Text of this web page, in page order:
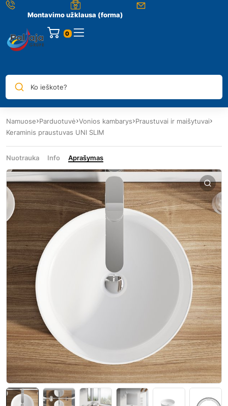
Montavimo užklausa (forma)
0
Ko ieškote?
Namuose Parduotuvė Vonios kambarys Praustuvai ir maišytuvai
Keraminis praustuvas UNI SLIM
Nuotrauka Info Aprašymas